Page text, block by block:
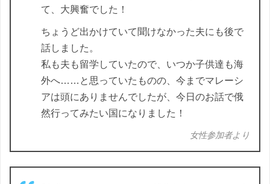
て、大興奮でした！
ちょうど出かけていて聞けなかった夫にも後で
話しました。
私も夫も留学していたので、いつか子供達も海
外へ……と思っていたものの、今までマレーシ
アは頭にありませんでしたが、今日のお話で俄
然行ってみたい国になりました！
女性参加者より